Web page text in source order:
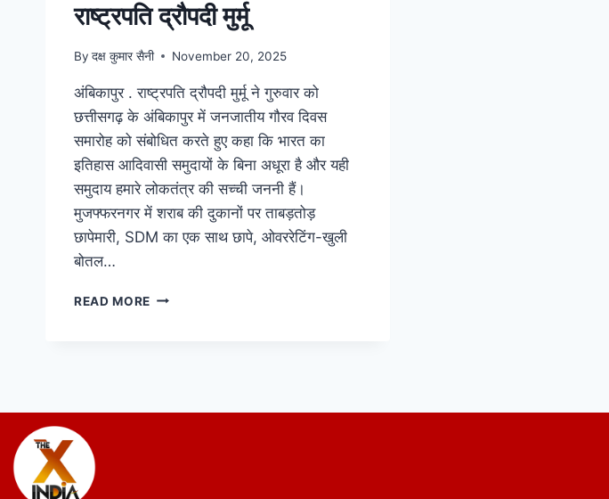
राष्ट्रपति द्रौपदी मुर्मू
By दक्ष कुमार सैनी November 20, 2025
अंबिकापुर . राष्ट्रपति द्रौपदी मुर्मू ने गुरुवार को
छत्तीसगढ़ के अंबिकापुर में जनजातीय गौरव दिवस
समारोह को संबोधित करते हुए कहा कि भारत का
इतिहास आदिवासी समुदायों के बिना अधूरा है और यही
समुदाय हमारे लोकतंत्र की सच्ची जननी हैं।
मुजफ्फरनगर में शराब की दुकानों पर ताबड़तोड़
छापेमारी, SDM का एक साथ छापे, ओवररेटिंग-खुली
बोतल…
READ MORE